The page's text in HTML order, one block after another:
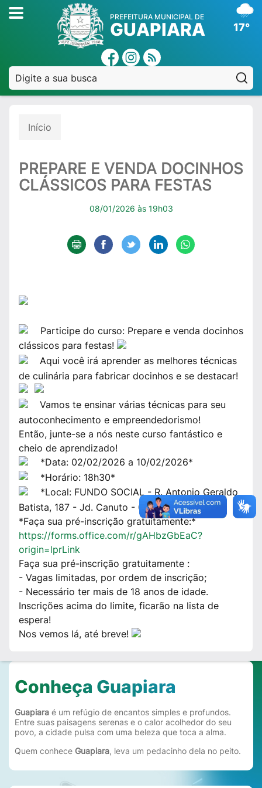
PREFEITURA MUNICIPAL DE
GUAPIARA 17°
Início
PREPARE E VENDA DOCINHOS
CLÁSSICOS PARA FESTAS
08/01/2026 às 19h03
Participe do curso: Prepare e venda docinhos
clássicos para festas!
Aqui você irá aprender as melhores técnicas
de culinária para fabricar docinhos e se destacar!
Vamos te ensinar várias técnicas para seu
autoconhecimento e empreendedorismo!
Então, junte-se a nós neste curso fantástico e
cheio de aprendizado!
*Data: 02/02/2026 a 10/02/2026*
*Horário: 18h30*
*Local: FUNDO SOCIAL - R. Antonio Geraldo
Batista, 187 - Jd. Canuto - Guapiara*
*Faça sua pré-inscrição gratuitamente:*
https://forms.office.com/r/gAHbzGbEaC?
origin=lprLink
Faça sua pré-inscrição gratuitamente :
- Vagas limitadas, por ordem de inscrição;
- Necessário ter mais de 18 anos de idade.
Inscrições acima do limite, ficarão na lista de
espera!
Nos vemos lá, até breve!
Conheça Guapiara
Guapiara é um refúgio de encantos simples e profundos.
Entre suas paisagens serenas e o calor acolhedor do seu
povo, a cidade pulsa com uma beleza que toca a alma.
Quem conhece Guapiara, leva um pedacinho dela no peito.